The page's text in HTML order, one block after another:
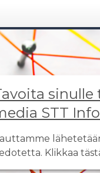
sinulle
STT
Klikkaa